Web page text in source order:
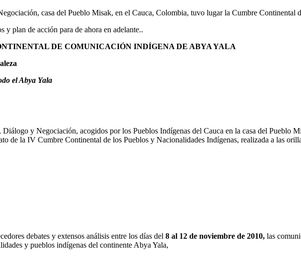
casa del Pueblo Misak, en el Cauca, Colombia, tuvo lugar la Cumbre Continental
plan de acción para de ahora en adelante..
DE COMUNICACIÓN INDÍGENA DE ABYA YALA
el Abya Yala
y Negociación, acogidos por los Pueblos Indígenas del Cauca en la casa del Pueblo
de la IV Cumbre Continental de los Pueblos y Nacionalidades Indígenas, realizada a las
debates y extensos análisis entre los días del 8 al 12 de noviembre de 2010, las
y pueblos indígenas del continente Abya Yala,